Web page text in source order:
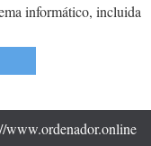
informático, incluida
www.ordenador.online